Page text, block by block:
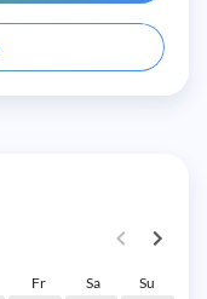
Fr Sa Su